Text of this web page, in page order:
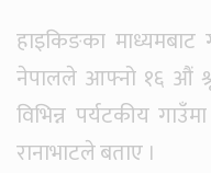
हाइकिङका
नेपालले आफ्नो १६ औं
विभिन्न पर्यटकीय
रानाभाटले बताए ।